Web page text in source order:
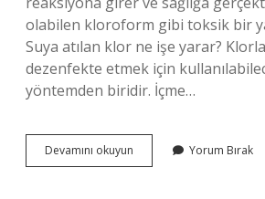
olabilen kloroform gibi toksik bir
Suya atılan klor ne işe yarar?
dezenfekte etmek için
yöntemden biridir. İçme…
Devamını okuyun
Su
Yorum Bırak